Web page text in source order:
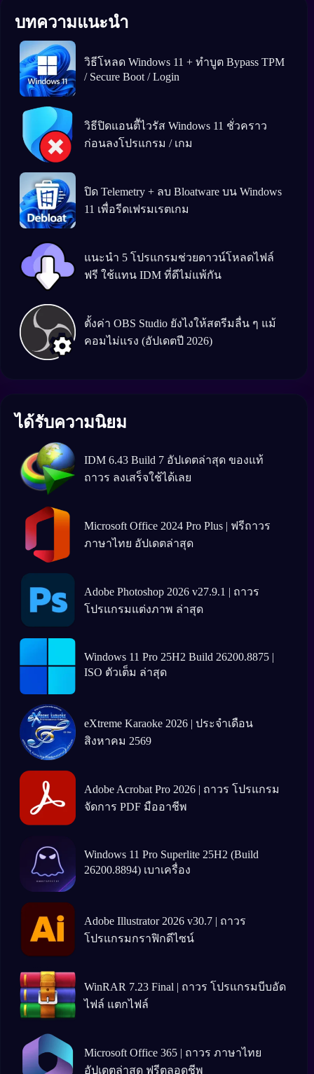
บทความแนะนำ
วิธีโหลด Windows 11 + ทำบูต Bypass TPM
/ Secure Boot / Login
วิธีปิดแอนตีัไวรัส Windows 11 ชั่วคราว
ก่อนลงโปรแกรม / เกม
ปิด Telemetry + ลบ Bloatware บน Windows
11 เพื่อรีดเฟรมเรตเกม
แนะนำ 5 โปรแกรมช่วยดาวน์โหลดไฟล์
ฟรี ใช้แทน IDM ที่ดีไม่แพ้กัน
ตั้งค่า OBS Studio ยังไงให้สตรีมลื่น ๆ แม้
คอมไม่แรง (อัปเดตปี 2026)
ได้รับความนิยม
IDM 6.43 Build 7 อัปเดตล่าสุด ของแท้
ถาวร ลงเสร็จใช้ได้เลย
Microsoft Office 2024 Pro Plus | ฟรีถาวร
ภาษาไทย อัปเดตล่าสุด
Adobe Photoshop 2026 v27.9.1 | ถาวร
โปรแกรมแต่งภาพ ล่าสุด
Windows 11 Pro 25H2 Build 26200.8875 |
ISO ตัวเต็ม ล่าสุด
eXtreme Karaoke 2026 | ประจำเดือน
สิงหาคม 2569
Adobe Acrobat Pro 2026 | ถาวร โปรแกรม
จัดการ PDF มืออาชีพ
Windows 11 Pro Superlite 25H2 (Build
26200.8894) เบาเครื่อง
Adobe Illustrator 2026 v30.7 | ถาวร
โปรแกรมกราฟิกดีไซน์
WinRAR 7.23 Final | ถาวร โปรแกรมบีบอัด
ไฟล์ แตกไฟล์
Microsoft Office 365 | ถาวร ภาษาไทย
อัปเดตล่าสุด ฟรีตลอดชีพ